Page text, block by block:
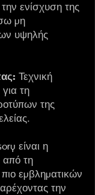
ενίσχυση της
μη
υψηλής
Τεχνική
τη
της
είναι η
από τη
εμβληματικών
την